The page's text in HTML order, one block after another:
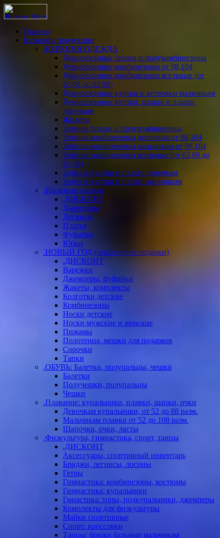
Главная
Каталоги продукции
.ВЕРХНЯЯ ОДЕЖДА
Демисезонные брюки и полукомбинезоны
Демисезонные комбинезоны от 98,104
Демисезонные комбинезоны ясельные (от
62,68 до 92,98)
Демисезонные куртки и ветровки мальчикам
Демисезонные куртки, пальто и плащи
девочкам
Жилеты
Зимние брюки и полукомбинезоны
Зимние комбинезоны девочкам от 98,104
Зимние комбинезоны мальчикам от 98,104
Зимние комбинезоны ясельные (от 62,68 до
92,98)
Зимние куртки и пальто девочкам
Зимние куртки и пальто мальчикам
.Нарядная одежда
.ДИСКОНТ
Джемперы
Легинсы
Платья
Фуфайки
Юбки
.НОВЫЙ ГОД (новогодние подарки)
.ДИСКОНТ
Варежки
Джемперы, фуфайки
Жакеты, комплекты
Колготки детские
Комбинезоны
Носки детские
Носки мужские и женские
Пижамы
Полотенца, мешки для подарков
Сорочки
Тапки
.ОБУВЬ: Балетки, полупальцы, чешки
Балетки
Получешки, полупальцы
Чешки
.Плавание: купальники, плавки, шапки, очки
Девочкам купальники, от 52 до 88 разм.
Мальчикам плавки от 52 до 108 разм.
Шапочки, очки, ласты
.Физкультура, гимнастика, спорт, танцы
.ДИСКОНТ
Аксессуары, спортивный инвентарь
Бриджи, легинсы, лосины
Гетры
Гимнастика: комбинезоны, костюмы
Гимнастика: купальники
Гмнастика: топы, подкупальники, джемперы
Комплекты для физкультуры
Майки спортивные
Спорт: кроссовки
Танцы: брюки бальные мальчикам